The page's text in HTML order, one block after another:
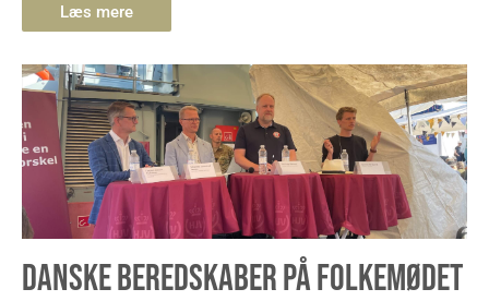
Læs mere
DANSKE BEREDSKABER PÅ FOLKEMØDET